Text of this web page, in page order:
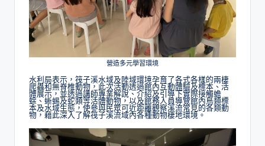
營造多元學習環境
水利局表示，筏子溪水域及陸域環境孕育了各式各樣的兩棲
爬蟲和無脊椎動物，此次活動透過館內互動體驗及標本、活
體展示，並透過講師專業解說、介紹及引導下實際接觸蟾
蜍、蜥蜴及蛇類等活體動物，以及館務人員導覽館內鳥類標
本及水域生態，使參與民眾可近距離觀察溪流常見的各類動
物，藉此深入了解筏子溪流域內各種動物棲地環境。